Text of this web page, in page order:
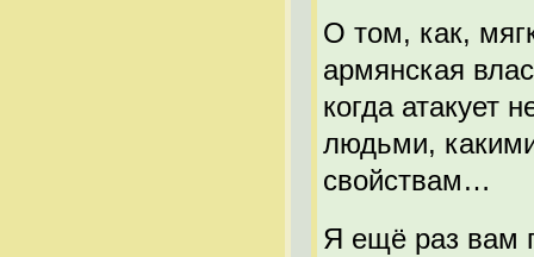
О том, как,
армянская
когда атакует
людьми,
свойствам…
Я ещё раз вам